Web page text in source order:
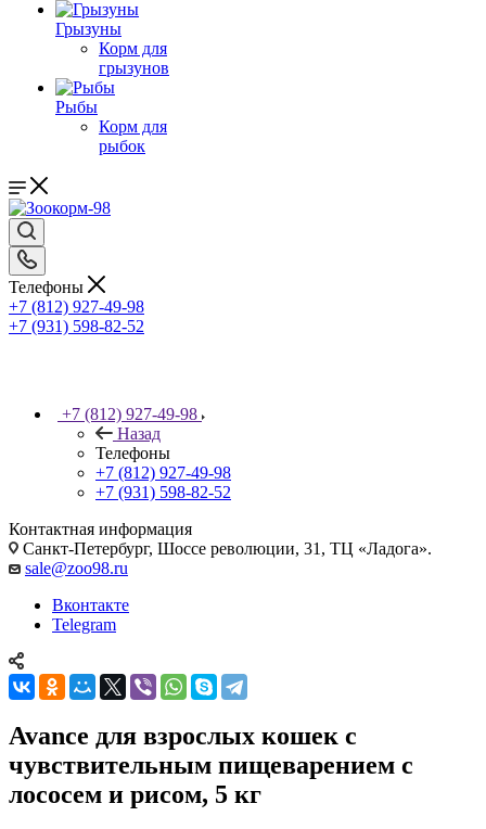
Грызуны
Корм для
грызунов
Рыбы
Корм для
рыбок
Телефоны
+7 (812) 927-49-98
+7 (931) 598-82-52
+7 (812) 927-49-98
Назад
Телефоны
+7 (812) 927-49-98
+7 (931) 598-82-52
Контактная информация
Санкт-Петербург, Шоссе революции, 31, ТЦ «Ладога».
sale@zoo98.ru
Вконтакте
Telegram
Avance для взрослых кошек с
чувствительным пищеварением с
лососем и рисом, 5 кг